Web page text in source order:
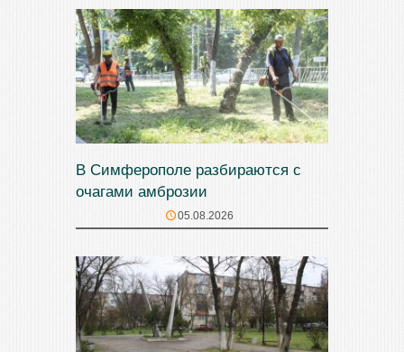
В Симферополе разбираются с
очагами амброзии
05.08.2026